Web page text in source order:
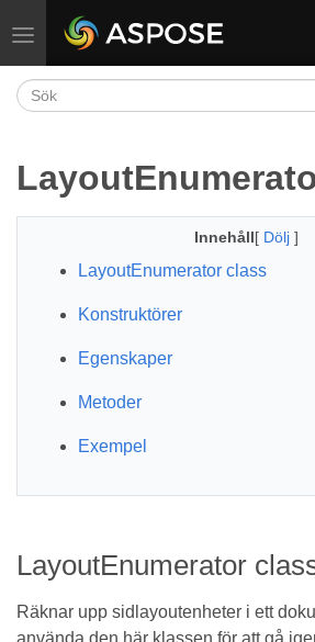
Växla navigering
Innehåll[ Dölj ]
LayoutEnumerator class
Konstruktörer
Egenskaper
Metoder
Exempel
LayoutEnumerator
Räknar upp sidlayoutenheter i ett
använda den här klassen för att gå